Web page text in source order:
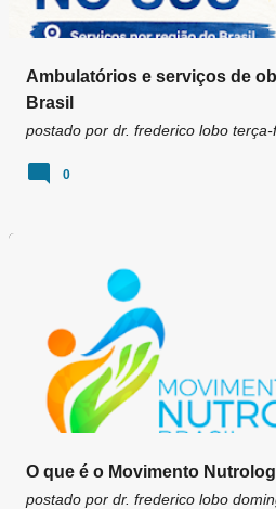
Ambulatórios e serviços de
Brasil
postado por dr. frederico lobo terça-
0
O que é o Movimento
postado por dr. frederico lobo